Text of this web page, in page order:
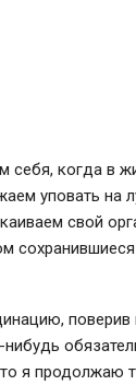
себя, когда в
уповать на
свой
поверив
я продолжаю